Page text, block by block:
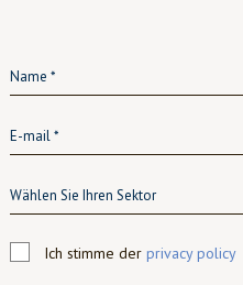
Wählen Sie Ihren Sektor
Ich stimme der privacy policy